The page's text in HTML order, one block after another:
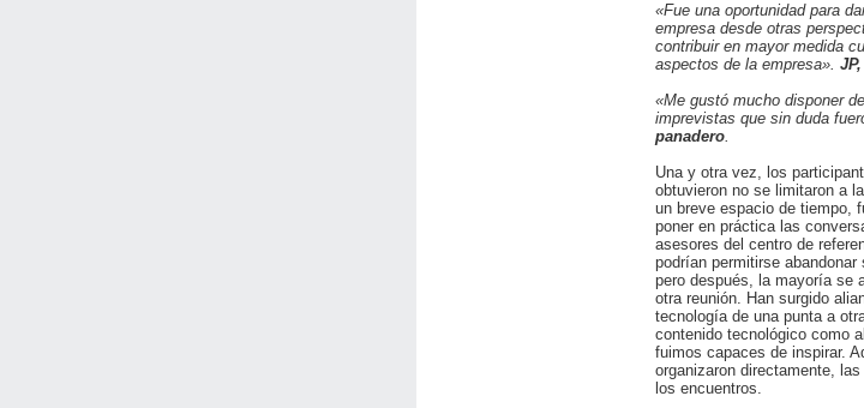
«Fue una oportunidad para
empresa desde otras
contribuir en mayor medida
aspectos de la empresa».
«Me gustó mucho disponer
imprevistas que sin duda
panadero.
Una y otra vez, los
obtuvieron no se limitaron a
un breve espacio de tiempo,
poner en práctica las
asesores del centro de
podrían permitirse
pero después, la mayoría se
otra reunión. Han surgido
tecnología de una punta a
contenido tecnológico como
fuimos capaces de inspirar.
organizaron directamente,
los encuentros.